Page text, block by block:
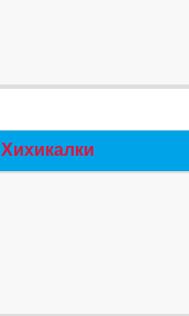
Хихикалки